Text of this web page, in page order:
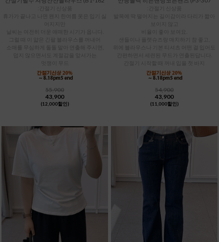
:간절기 신상품
휴가가 끝나고 나면 왠지 한여름 옷은 입기 싫
날씨는 여전히 더운 애매한 시기가 옵니다.
그럴 때 이 얇은 긴팔 블라우스를 꺼내어
소매를 무심하게 돌돌 말아 연출해 주시면,
덥지 않으면서도 계절감을 앞서가는
멋쟁이 무드
55,900
43,900
(12,000할인)
:간절기 신상품
발목에 딱 떨어지는 길이감이라 다리가 짧아
비율이 좋아 보여요.
샌들이나 플랫슈즈랑 매치하기 참 좋고,
위에 블라우스나 기본 티셔츠 어떤 걸 입어도
간편하면서 세련된 무드가 연출된답니다.
간절기 시작할 때 꺼내 입을 첫 바지
54,900
43,900
(11,000할인)